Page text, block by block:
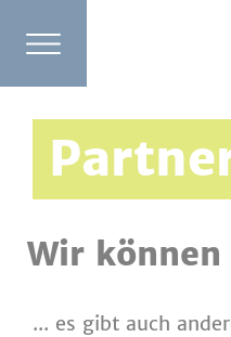
Wir
... es gibt auch